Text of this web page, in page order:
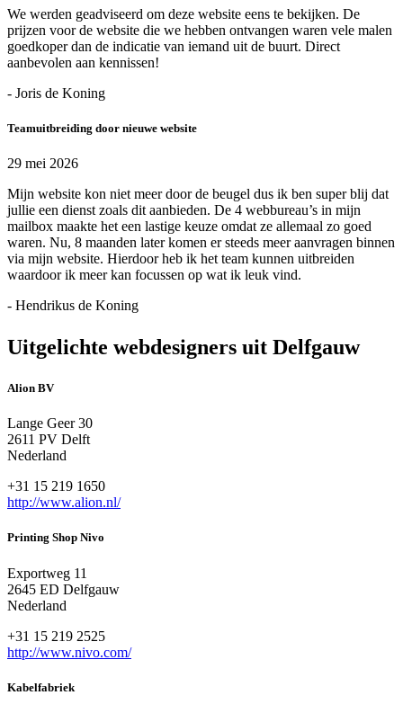
We werden geadviseerd om deze website eens te bekijken. De
prijzen voor de website die we hebben ontvangen waren vele malen
goedkoper dan de indicatie van iemand uit de buurt. Direct
aanbevolen aan kennissen!
- Joris de Koning
Teamuitbreiding door nieuwe website
29 mei 2026
Mijn website kon niet meer door de beugel dus ik ben super blij dat
jullie een dienst zoals dit aanbieden. De 4 webbureau’s in mijn
mailbox maakte het een lastige keuze omdat ze allemaal zo goed
waren. Nu, 8 maanden later komen er steeds meer aanvragen binnen
via mijn website. Hierdoor heb ik het team kunnen uitbreiden
waardoor ik meer kan focussen op wat ik leuk vind.
- Hendrikus de Koning
Uitgelichte webdesigners uit Delfgauw
Alion BV
Lange Geer 30
2611 PV Delft
Nederland
+31 15 219 1650
http://www.alion.nl/
Printing Shop Nivo
Exportweg 11
2645 ED Delfgauw
Nederland
+31 15 219 2525
http://www.nivo.com/
Kabelfabriek